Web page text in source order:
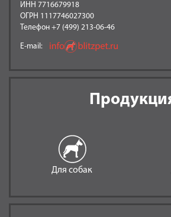
ИНН 7716679918
ОГРН 1117746027300
Телефон +7 (499) 213-06-46
E-mail:
Для собак